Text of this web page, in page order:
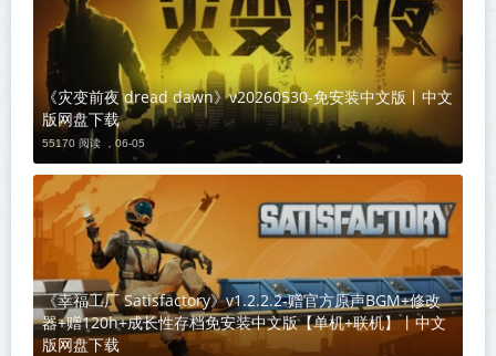
《灾变前夜 dread dawn》v20260530-免安装中文版丨中文
版网盘下载
55170 阅读 ， 06-05
《幸福工厂 Satisfactory》v1.2.2.2-赠官方原声BGM+修改
器+赠120h+成长性存档免安装中文版【单机+联机】丨中文
版网盘下载